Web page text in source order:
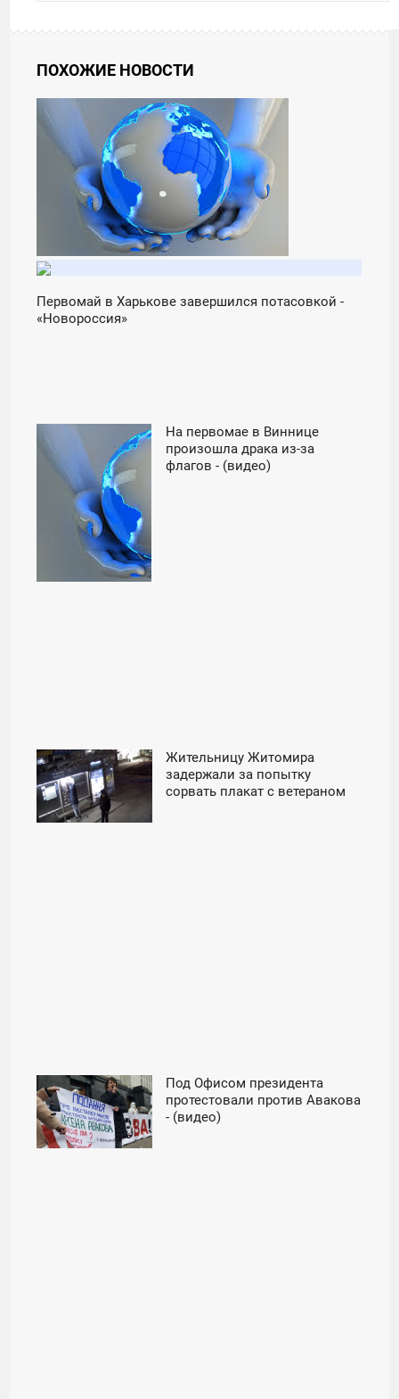
ПОХОЖИЕ НОВОСТИ
Первомай в Харькове завершился потасовкой -
«Новороссия»
На первомае в Виннице
произошла драка из-за
флагов - (видео)
Жительницу Житомира
задержали за попытку
сорвать плакат с ветераном
Под Офисом президента
протестовали против Авакова
- (видео)